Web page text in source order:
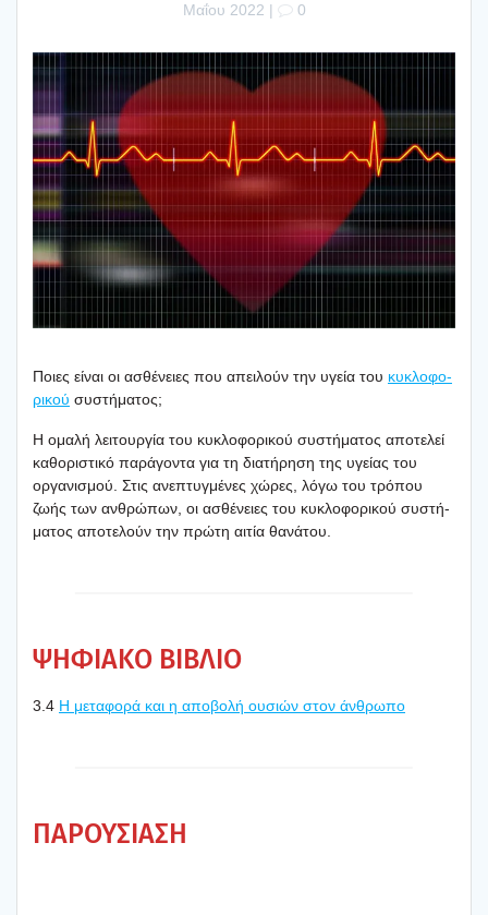
Μαΐου 2022 | 0
Ποιες είναι οι ασθέ­νειες που απει­λούν την υγεία του κυκλο­φο­
ρι­κού συστή­μα­τος;
Η ομα­λή λει­τουρ­γία του κυκλο­φο­ρι­κού συστή­μα­τος απο­τε­λεί
καθο­ρι­στι­κό παρά­γο­ντα για τη δια­τή­ρη­ση της υγεί­ας του
οργα­νι­σμού. Στις ανε­πτυγ­μέ­νες χώρες, λόγω του τρό­που
ζωής των ανθρώ­πων, οι ασθέ­νειες του κυκλο­φο­ρι­κού συστή­
μα­τος απο­τε­λούν την πρώ­τη αιτία θανά­του.
ΨΗΦΙΑ­ΚΌ ΒΙΒΛΊΟ
3.4 Η μετα­φο­ρά και η απο­βο­λή ουσιών στον άνθρω­πο
ΠΑΡΟΥ­ΣΊ­Α­ΣΗ